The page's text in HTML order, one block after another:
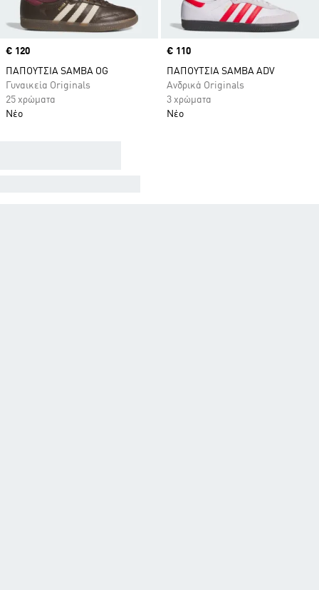
Price
€ 120
ΠΑΠΟΥΤΣΙΑ SAMBA OG
Γυναικεία Originals
25 χρώματα
Νέο
Price
€ 110
ΠΑΠΟΥΤΣΙΑ SAMBA ADV
Ανδρικά Originals
3 χρώματα
Νέο